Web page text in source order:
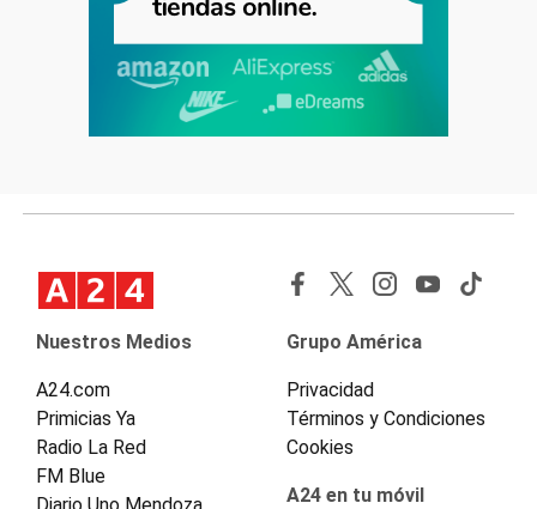
Nuestros Medios
A24.com
Primicias Ya
Radio La Red
FM Blue
Diario Uno Mendoza
Grupo América
Privacidad
Términos y Condiciones
Cookies
A24 en tu móvil